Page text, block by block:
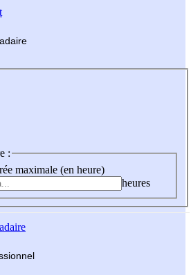
:
maximale (en heure)
heures